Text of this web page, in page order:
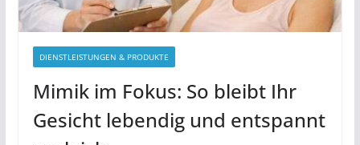
DIENSTLEISTUNGEN & PRODUKTE
Mimik im Fokus: So bleibt Ihr
Gesicht lebendig und entspannt